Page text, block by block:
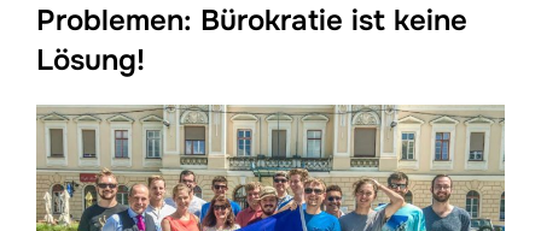
Problemen: Bürokratie ist keine
Lösung!